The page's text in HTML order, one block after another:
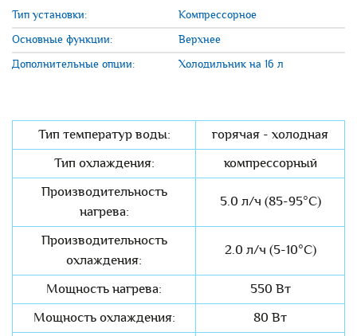
Тип установки:
Компрессорное
Основные функции:
Верхнее
Дополнительные опции:
Холодильник на 16 л
Тип температур воды:
горячая - холодная
Тип охлаждения:
компрессорный
Производительность
нагрева:
5.0 л/ч (85-95°C)
Производительность
охлаждения:
2.0 л/ч (5-10°C)
Мощность нагрева:
550 Вт
Мощность охлаждения:
80 Вт